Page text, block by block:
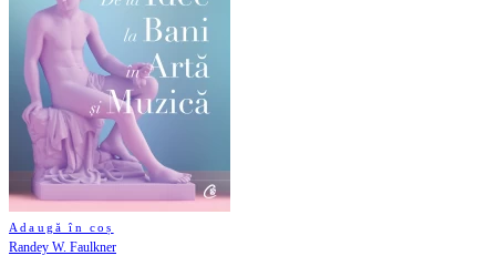
Adaugă în coș
Randey W. Faulkner